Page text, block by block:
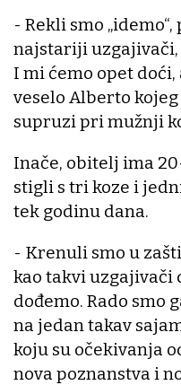
- Rekli smo
najstariji uzgajivači,
I mi ćemo opet doći,
veselo Alberto
supruzi pri mužnji
Inače, obitelj ima
stigli s tri koze i
tek godinu dana.
- Krenuli smo u
kao takvi uzgajivači
dođemo. Rado smo
na jedan takav
koju su očekivanja
nova poznanstva i